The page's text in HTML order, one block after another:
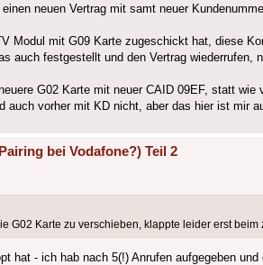
neuen Vertrag mit samt neuer
Modul mit G09 Karte zugeschickt hat, diese
auch festgestellt und den Vertrag wiederrufen,
G02 Karte mit neuer CAID 09EF, statt wie
vorher mit KD nicht, aber das hier ist mir
bei Vodafone?) Teil 2
G02 Karte zu verschieben, klappte leider erst beim
hat - ich hab nach 5(!) Anrufen aufgegeben und